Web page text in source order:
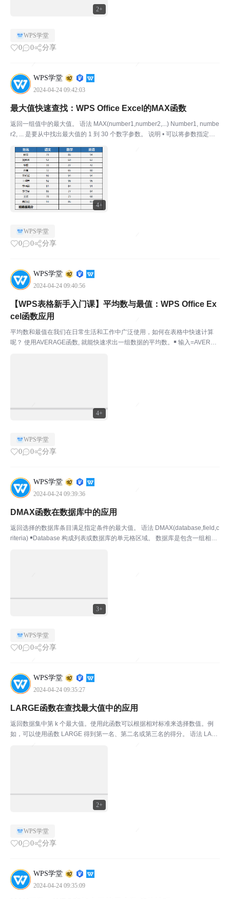
2+
WPS学堂
0 0 分享
WPS学堂
2024-04-24 09:42:03
4+
最大值快速查找：WPS Office Excel的MAX函数
返回一组值中的最大值。 语法 MAX(number1,number2,...) Number1, numbe
r2, ... 是要从中找出最大值的 1 到 30 个数字参数。 说明 • 可以将参数指定为
WPS学堂
0 0 分享
WPS学堂
2024-04-24 09:40:56
4+
【WPS表格新手入门课】平均数与最值：WPS Office Ex
cel函数应用
平均数和最值在我们在日常生活和工作中广泛使用，如何在表格中快速计算
呢？ 使用AVERAGE函数, 就能快速求出一组数据的平均数。￭ 输入=AVERAG
WPS学堂
0 0 分享
WPS学堂
2024-04-24 09:39:36
3+
DMAX函数在数据库中的应用
返回选择的数据库条目满足指定条件的最大值。 语法 DMAX(database,field,c
riteria) ￭Database 构成列表或数据库的单元格区域。 数据库是包含一组相关
WPS学堂
0 0 分享
WPS学堂
2024-04-24 09:35:27
2+
LARGE函数在查找最大值中的应用
返回数据集中第 k 个最大值。使用此函数可以根据相对标准来选择数值。例
如，可以使用函数 LARGE 得到第一名、第二名或第三名的得分。 语法 LAR
WPS学堂
0 0 分享
WPS学堂
2024-04-24 09:35:09